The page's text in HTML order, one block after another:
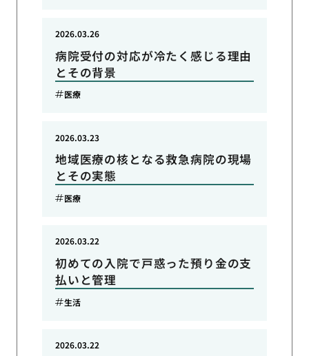
病院受付の対応が冷たく感じる理由
とその背景
2026.03.26
医療
地域医療の核となる救急病院の現場
とその実態
2026.03.23
医療
初めての入院で戸惑った預り金の支
払いと管理
2026.03.22
生活
2026.03.22